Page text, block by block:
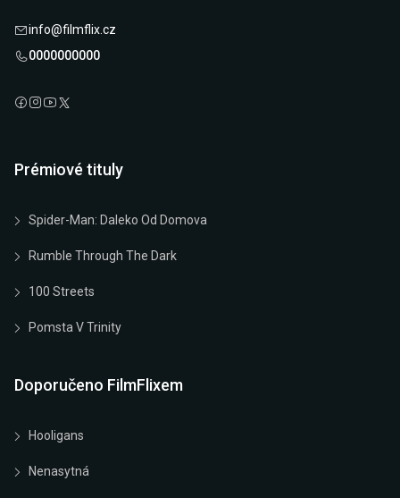
info@filmflix.cz
0000000000
Prémiové tituly
Spider-Man: Daleko Od Domova
Rumble Through The Dark
100 Streets
Pomsta V Trinity
Doporučeno FilmFlixem
Hooligans
Nenasytná